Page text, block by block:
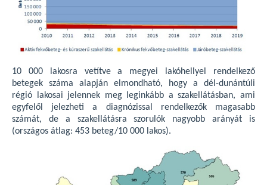
10 000 lakosra vetítve a megyei lakóhellyel rendelkező
betegek száma alapján elmondható, hogy a dél-dunántúli
régió lakosai jelennek meg leginkább a szakellátásban, ami
egyfelől jelezheti a diagnózissal rendelkezők magasabb
számát, de a szakellátásra szorulók nagyobb arányát is
(országos átlag: 453 beteg/10 000 lakos).